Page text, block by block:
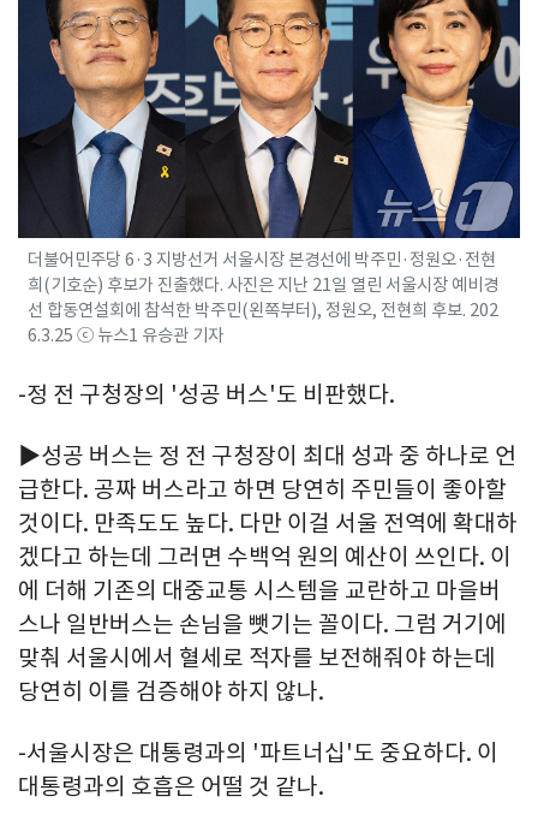
더불어민주당 6·3 지방선거 서울시장 본경선에 박주민·정원오·전현
희(기호순) 후보가 진출했다. 사진은 지난 21일 열린 서울시장 예비경
선 합동연설회에 참석한 박주민(왼쪽부터), 정원오, 전현희 후보. 202
6.3.25 ⓒ 뉴스1 유승관 기자
-정 전 구청장의 '성공 버스'도 비판했다.
▶성공 버스는 정 전 구청장이 최대 성과 중 하나로 언
급한다. 공짜 버스라고 하면 당연히 주민들이 좋아할
것이다. 만족도도 높다. 다만 이걸 서울 전역에 확대하
겠다고 하는데 그러면 수백억 원의 예산이 쓰인다. 이
에 더해 기존의 대중교통 시스템을 교란하고 마을버
스나 일반버스는 손님을 뺏기는 꼴이다. 그럼 거기에
맞춰 서울시에서 혈세로 적자를 보전해줘야 하는데
당연히 이를 검증해야 하지 않나.
-서울시장은 대통령과의 '파트너십'도 중요하다. 이
대통령과의 호흡은 어떨 것 같나.